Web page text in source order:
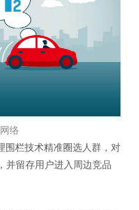
络
围栏技术精准圈选人群，对
并留存用户进入周边竞品